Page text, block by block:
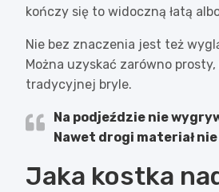
kończy się to widoczną łatą
Nie bez znaczenia jest też
Można uzyskać zarówno
tradycyjnej bryle.
Na podjeździe nie
Nawet drogi materiał nie
Jaka kostka